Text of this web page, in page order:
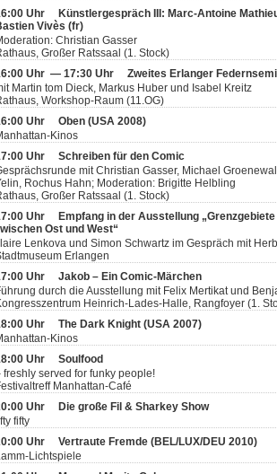
Uhr
Künstlergespräch III: Marc-Antoine
Vivès (fr)
Christian Gasser
Großer Ratssaal (1. Stock)
Uhr — 17:30 Uhr Zweites Erlanger
Martin tom Dieck, Markus Huber und Isabel Kreitz
Workshop-Raum (11.OG)
Uhr Oben (USA 2008)
Kinos
Uhr Schreiben für den Comic
mit Christian Gasser, Michael
Rochus Hahn; Moderation: Brigitte Helbling
Großer Ratssaal (1. Stock)
Uhr
Empfang in der Ausstellung
Ost und West“
Lenkova und Simon Schwartz im Gespräch mit
Erlangen
Uhr Jakob – Ein Comic-Märchen
durch die Ausstellung mit Felix Mertikat und
Heinrich-Lades-Halle, Rangfoyer (1.
Uhr The Dark Knight (USA 2007)
Kinos
Uhr Soulfood
freshly served for funky people!
Manhattan-Café
Uhr
Die große Fil & Sharkey Show
fifty
Uhr Vertraute Fremde (BEL/LUX/DEU 2010)
Lichtspiele